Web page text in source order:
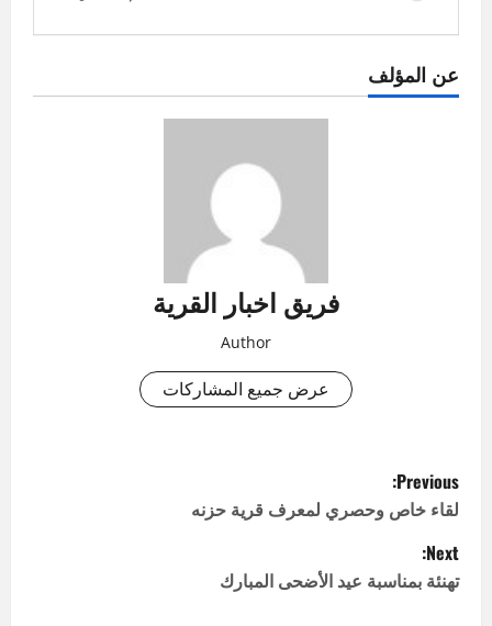
عن المؤلف
فريق اخبار القرية
Author
عرض جميع المشاركات
P
o
s
Previous:
لقاء خاص وحصري لمعرف قرية حزنه
Next:
تهنئة بمناسبة عيد الأضحى المبارك